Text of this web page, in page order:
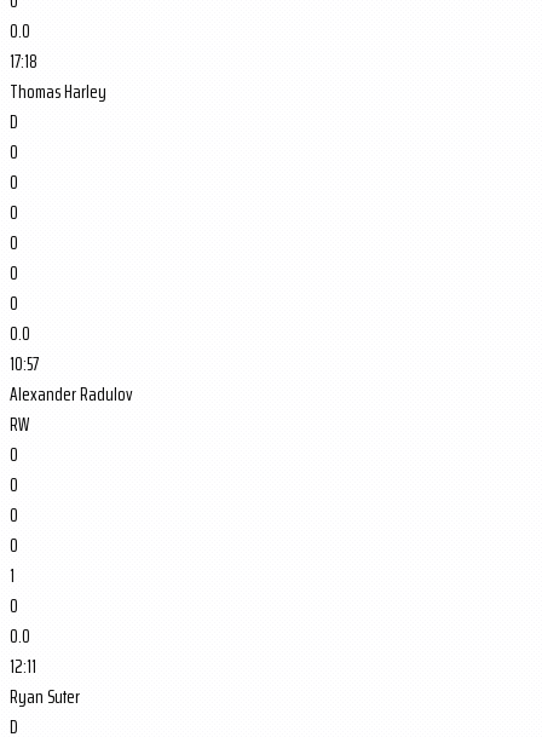
0.0
17:18
Thomas Harley
D
0
0
0
0
0
0
0.0
10:57
Alexander Radulov
RW
0
0
0
0
1
0
0.0
12:11
Ryan Suter
D